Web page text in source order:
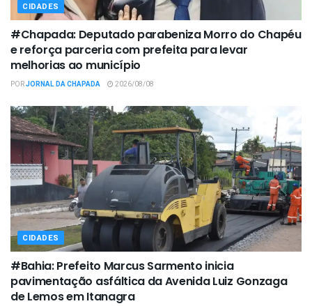
CIDADES
#Chapada: Deputado parabeniza Morro do Chapéu
e reforça parceria com prefeita para levar
melhorias ao município
PORJORNAL DA CHAPADA 2026/08/08
CIDADES
#Bahia: Prefeito Marcus Sarmento inicia
pavimentação asfáltica da Avenida Luiz Gonzaga
de Lemos em Itanagra